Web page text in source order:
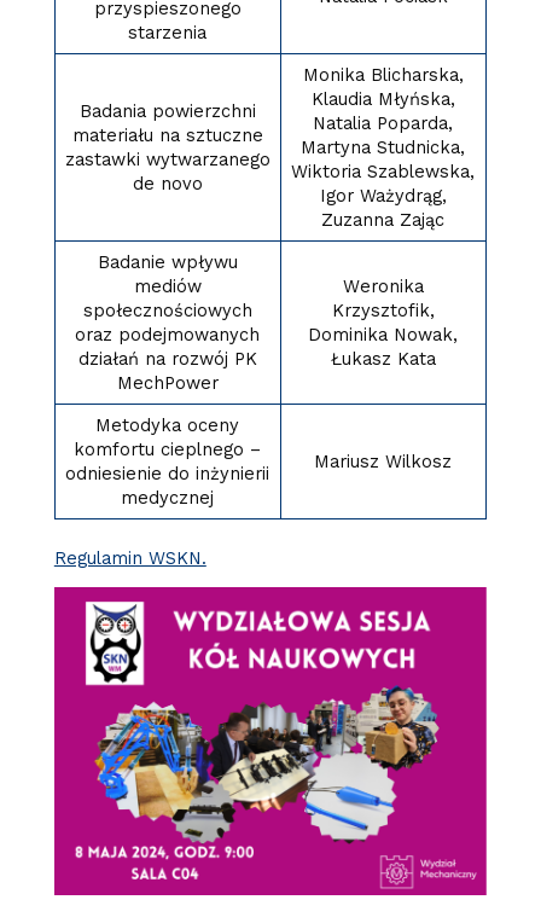
przyspieszonego
starzenia
Badania powierzchni
materiału na sztuczne
zastawki wytwarzanego
de novo
Monika Blicharska,
Klaudia Młyńska,
Natalia Poparda,
Martyna Studnicka,
Wiktoria Szablewska,
Igor Ważydrąg,
Zuzanna Zając
Badanie wpływu
mediów
społecznościowych
oraz podejmowanych
działań na rozwój PK
MechPower
Weronika
Krzysztofik,
Dominika Nowak,
Łukasz Kata
Metodyka oceny
komfortu cieplnego –
odniesienie do inżynierii
medycznej
Mariusz Wilkosz
Regulamin WSKN.